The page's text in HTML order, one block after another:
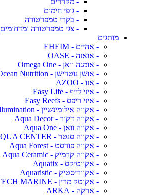
- מקררים
- גופי חימום
- בקרי טמפרטורה
- צגי טמפרטורה ומדחומים
מותגים
- אהיים - EHEIM
- אואזה - OASE
- אומגה וואן - Omega One
- אושן נוטרישן - Ocean Nutrition
- אזו - AZOO
- איזי לייף - Easy Life
- איזי ריפס - Easy Reefs
- אקווה אילומינשיין - AI Aqua Illumination
- אקווה דקור - Aqua Decor
- אקווה וואן - Aqua One
- אקווה סנטר - AQUA CENTER
- אקווה פורסט - Aqua Forest
- אקווה קרמיק - Aqua Ceramic
- אקווטיקס - Aquatix
- אקווריסטיק - Aquaristic
- אקוטק מרין - ECOTECH MARINE
- ארקה - ARKA